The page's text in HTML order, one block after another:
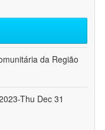
da Região
Thu Dec 31